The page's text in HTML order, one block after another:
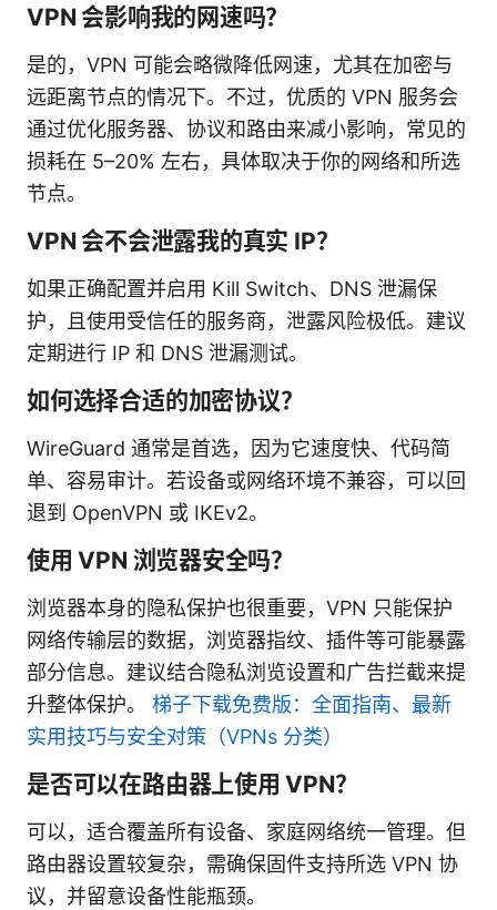
VPN 会影响我的网速吗？
是的，VPN 可能会略微降低网速，尤其在加密与
远距离节点的情况下。不过，优质的 VPN 服务会
通过优化服务器、协议和路由来减小影响，常见的
损耗在 5–20% 左右，具体取决于你的网络和所选
节点。
VPN 会不会泄露我的真实 IP？
如果正确配置并启用 Kill Switch、DNS 泄漏保
护，且使用受信任的服务商，泄露风险极低。建议
定期进行 IP 和 DNS 泄漏测试。
如何选择合适的加密协议？
WireGuard 通常是首选，因为它速度快、代码简
单、容易审计。若设备或网络环境不兼容，可以回
退到 OpenVPN 或 IKEv2。
使用 VPN 浏览器安全吗？
浏览器本身的隐私保护也很重要，VPN 只能保护
网络传输层的数据，浏览器指纹、插件等可能暴露
部分信息。建议结合隐私浏览设置和广告拦截来提
升整体保护。 梯子下载免费版：全面指南、最新
实用技巧与安全对策（VPNs 分类）
是否可以在路由器上使用 VPN？
可以，适合覆盖所有设备、家庭网络统一管理。但
路由器设置较复杂，需确保固件支持所选 VPN 协
议，并留意设备性能瓶颈。